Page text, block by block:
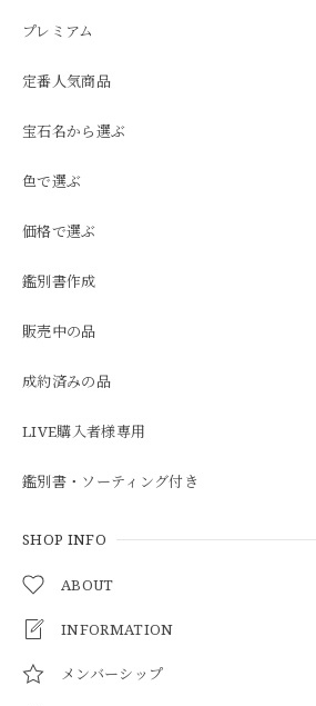
プレミアム
定番人気商品
宝石名から選ぶ
色で選ぶ
価格で選ぶ
鑑別書作成
販売中の品
成約済みの品
LIVE購入者様専用
鑑別書・ソーティング付き
SHOP INFO
ABOUT
INFORMATION
メンバーシップ